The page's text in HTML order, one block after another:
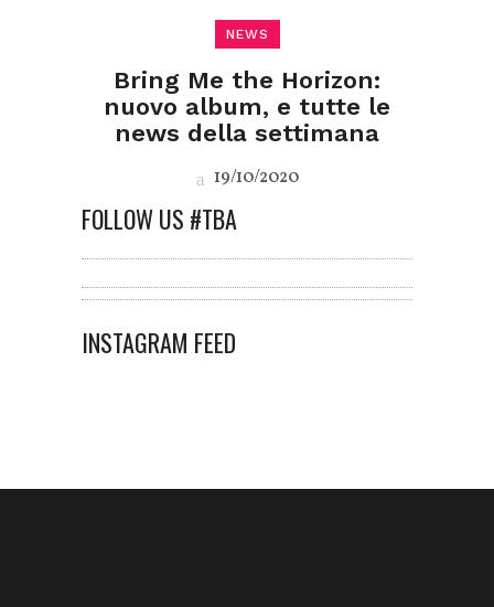
NEWS
Bring Me the Horizon:
nuovo album, e tutte le
news della settimana
19/10/2020
FOLLOW US #TBA
INSTAGRAM FEED